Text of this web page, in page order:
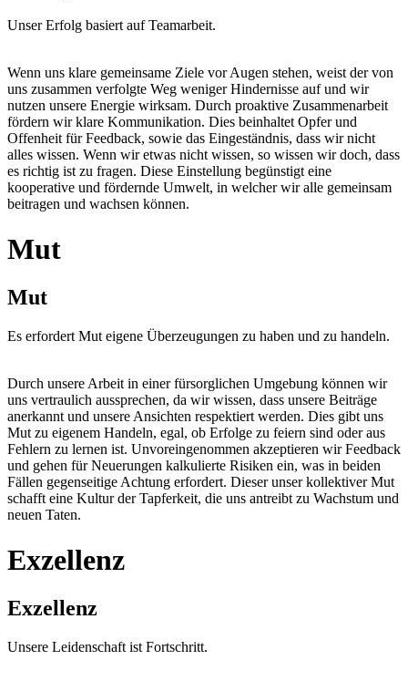
Unser Erfolg basiert auf Teamarbeit.
Wenn uns klare gemeinsame Ziele vor Augen stehen, weist der von
uns zusammen verfolgte Weg weniger Hindernisse auf und wir
nutzen unsere Energie wirksam. Durch proaktive Zusammenarbeit
fördern wir klare Kommunikation. Dies beinhaltet Opfer und
Offenheit für Feedback, sowie das Eingeständnis, dass wir nicht
alles wissen. Wenn wir etwas nicht wissen, so wissen wir doch, dass
es richtig ist zu fragen. Diese Einstellung begünstigt eine
kooperative und fördernde Umwelt, in welcher wir alle gemeinsam
beitragen und wachsen können.
Mut
Mut
Es erfordert Mut eigene Überzeugungen zu haben und zu handeln.
Durch unsere Arbeit in einer fürsorglichen Umgebung können wir
uns vertraulich aussprechen, da wir wissen, dass unsere Beiträge
anerkannt und unsere Ansichten respektiert werden. Dies gibt uns
Mut zu eigenem Handeln, egal, ob Erfolge zu feiern sind oder aus
Fehlern zu lernen ist. Unvoreingenommen akzeptieren wir Feedback
und gehen für Neuerungen kalkulierte Risiken ein, was in beiden
Fällen gegenseitige Achtung erfordert. Dieser unser kollektiver Mut
schafft eine Kultur der Tapferkeit, die uns antreibt zu Wachstum und
neuen Taten.
Exzellenz
Exzellenz
Unsere Leidenschaft ist Fortschritt.